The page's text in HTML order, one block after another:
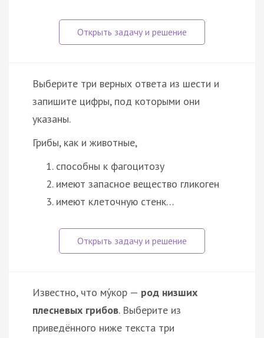
Выберите три верных ответа из шести и
запишите цифры, под которыми они
указаны.
Грибы, как и животные,
способны к фагоцитозу
имеют запасное вещество гликоген
имеют клеточную стенк…
Известно, что му́кор — род низших
плесневых грибов. Выберите из
приведённого ниже текста три